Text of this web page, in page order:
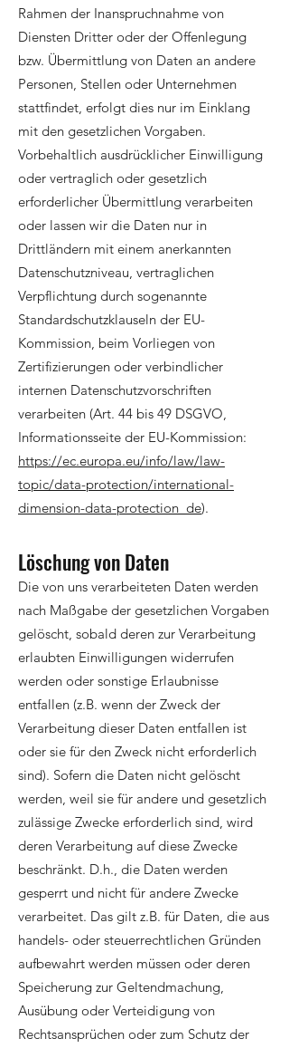
Rahmen der Inanspruchnahme von
Diensten Dritter oder der Offenlegung
bzw. Übermittlung von Daten an andere
Personen, Stellen oder Unternehmen
stattfindet, erfolgt dies nur im Einklang
mit den gesetzlichen Vorgaben.
Vorbehaltlich ausdrücklicher Einwilligung
oder vertraglich oder gesetzlich
erforderlicher Übermittlung verarbeiten
oder lassen wir die Daten nur in
Drittländern mit einem anerkannten
Datenschutzniveau, vertraglichen
Verpflichtung durch sogenannte
Standardschutzklauseln der EU-
Kommission, beim Vorliegen von
Zertifizierungen oder verbindlicher
internen Datenschutzvorschriften
verarbeiten (Art. 44 bis 49 DSGVO,
Informationsseite der EU-Kommission:
https://ec.europa.eu/info/law/law-
topic/data-protection/international-
dimension-data-protection_de).
Löschung von Daten
Die von uns verarbeiteten Daten werden
nach Maßgabe der gesetzlichen Vorgaben
gelöscht, sobald deren zur Verarbeitung
erlaubten Einwilligungen widerrufen
werden oder sonstige Erlaubnisse
entfallen (z.B. wenn der Zweck der
Verarbeitung dieser Daten entfallen ist
oder sie für den Zweck nicht erforderlich
sind). Sofern die Daten nicht gelöscht
werden, weil sie für andere und gesetzlich
zulässige Zwecke erforderlich sind, wird
deren Verarbeitung auf diese Zwecke
beschränkt. D.h., die Daten werden
gesperrt und nicht für andere Zwecke
verarbeitet. Das gilt z.B. für Daten, die aus
handels- oder steuerrechtlichen Gründen
aufbewahrt werden müssen oder deren
Speicherung zur Geltendmachung,
Ausübung oder Verteidigung von
Rechtsansprüchen oder zum Schutz der